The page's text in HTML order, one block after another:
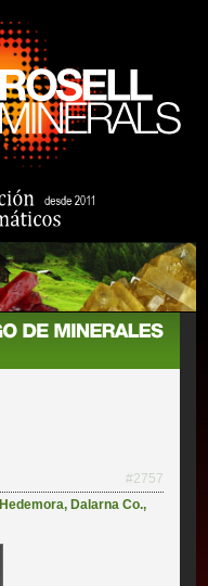
#2757
Hedemora, Dalarna Co.,